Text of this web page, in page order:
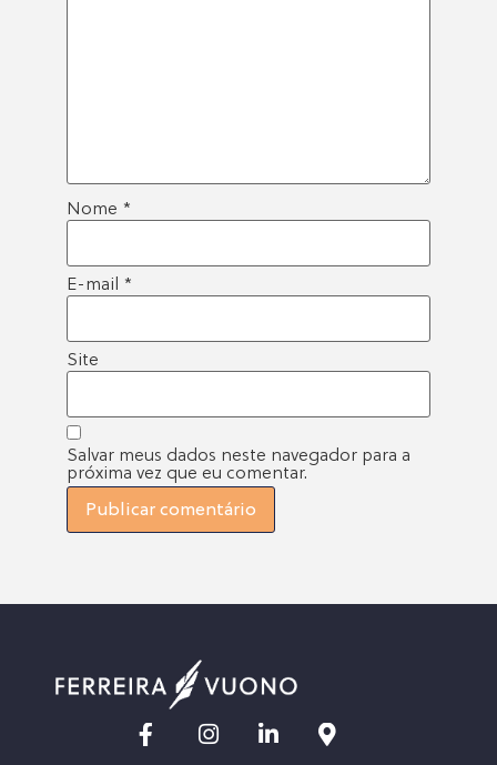
Nome *
E-mail *
Site
Salvar meus dados neste navegador para a
próxima vez que eu comentar.